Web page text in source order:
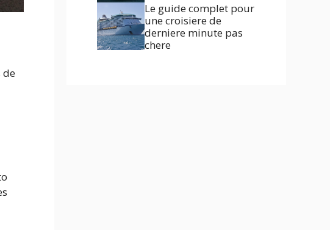
de
Le guide complet pour
une croisiere de
derniere minute pas
chere